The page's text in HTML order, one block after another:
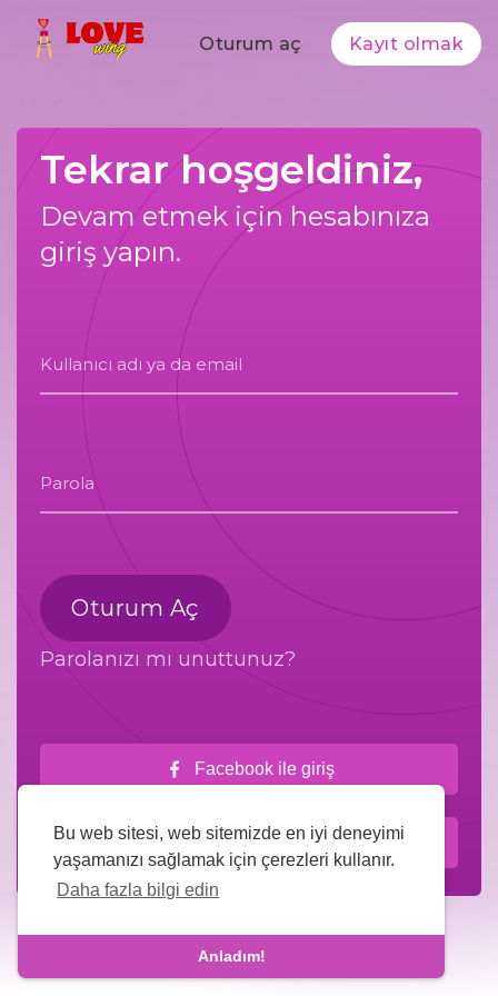
Bu web sitesi, web sitemizde en iyi deneyimi
yaşamanızı sağlamak için çerezleri kullanır.
Daha fazla bilgi edin
Anladım!
Oturum aç Kayıt olmak
Tekrar hoşgeldiniz,
Devam etmek için hesabınıza
giriş yapın.
Kullanıcı adı ya da email
Parola
Oturum Aç
Parolanızı mı unuttunuz?
Facebook ile giriş
Google ile giriş yap